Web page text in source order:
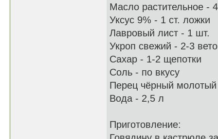
Масло растительное -
Уксус 9% - 1 ст. ложки
Лавровый лист - 1 шт.
Укроп свежий - 2-3
Сахар - 1-2 щепотки
Соль - по вкусу
Перец чёрный молотый
Вода - 2,5 л
Приготовление: